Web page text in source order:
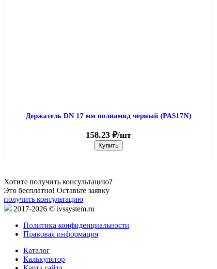
Держатель DN 17 мм полиамид черный (PAS17N)
158.23 ₽/шт
Купить
Хотите получить консультацию?
Это бесплатно! Оставьте заявку
получить консультацию
2017-2026 © ivssystem.ru
Политика конфиденциальности
Правовая информация
Каталог
Калькулятор